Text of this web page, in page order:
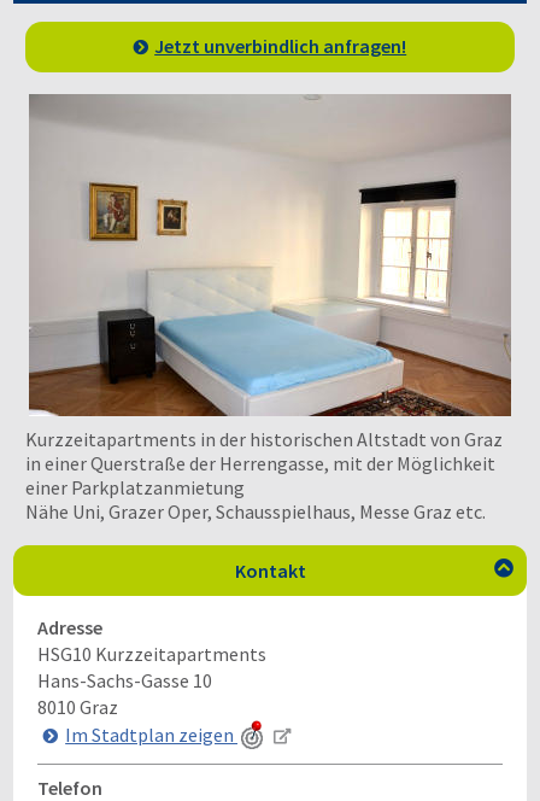
Jetzt unverbindlich anfragen!
Kurzzeitapartments in der historischen Altstadt von Graz
in einer Querstraße der Herrengasse, mit der Möglichkeit
einer Parkplatzanmietung
Nähe Uni, Grazer Oper, Schausspielhaus, Messe Graz etc.
Kontakt 
Adresse
HSG10 Kurzzeitapartments
Hans-Sachs-Gasse 10
8010 Graz
Im Stadtplan zeigen
Telefon